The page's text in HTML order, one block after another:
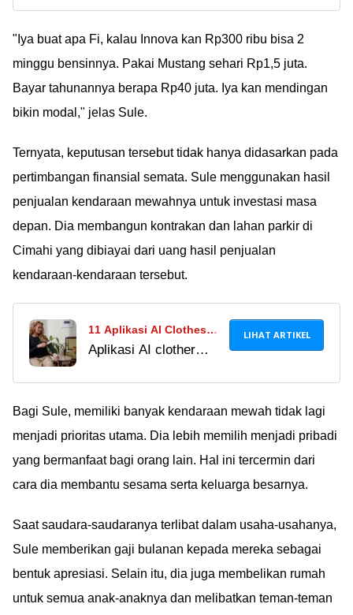
Mudah!
"Iya buat apa Fi, kalau Innova kan Rp300 ribu bisa 2
minggu bensinnya. Pakai Mustang sehari Rp1,5 juta.
Bayar tahunannya berapa Rp40 juta. Iya kan mendingan
bikin modal," jelas Sule.
Ternyata, keputusan tersebut tidak hanya didasarkan pada
pertimbangan finansial semata. Sule menggunakan hasil
penjualan kendaraan mewahnya untuk investasi masa
depan. Dia membangun kontrakan dan lahan parkir di
Cimahi yang dibiayai dari uang hasil penjualan
kendaraan-kendaraan tersebut.
11 Aplikasi AI Clothes
Remover Terbaik 2024,
Aplikasi AI clother
bisa menghapus baju
tak diinginkan di foto!
Apa benar?
LIHAT ARTIKEL
Bagi Sule, memiliki banyak kendaraan mewah tidak lagi
menjadi prioritas utama. Dia lebih memilih menjadi pribadi
yang bermanfaat bagi orang lain. Hal ini tercermin dari
cara dia membantu sesama serta keluarga besarnya.
Saat saudara-saudaranya terlibat dalam usaha-usahanya,
Sule memberikan gaji bulanan kepada mereka sebagai
bentuk apresiasi. Selain itu, dia juga membelikan rumah
untuk semua anak-anaknya dan melibatkan teman-teman